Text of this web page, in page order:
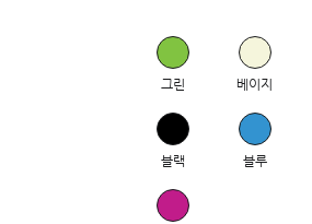
그린 베이지
블랙 블루